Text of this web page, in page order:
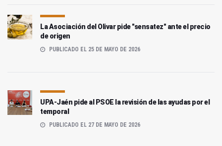
La Asociación del Olivar pide "sensatez" ante el precio
de origen
PUBLICADO EL 25 DE MAYO DE 2026
UPA-Jaén pide al PSOE la revisión de las ayudas por el
temporal
PUBLICADO EL 27 DE MAYO DE 2026